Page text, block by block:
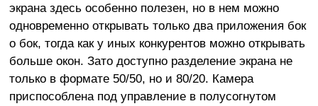
экрана здесь особенно полезен, но в нем можно
одновременно открывать только два приложения бок
о бок, тогда как у иных конкурентов можно открывать
больше окон. Зато доступно разделение экрана не
только в формате 50/50, но и 80/20. Камера
приспособлена под управление в полусогнутом